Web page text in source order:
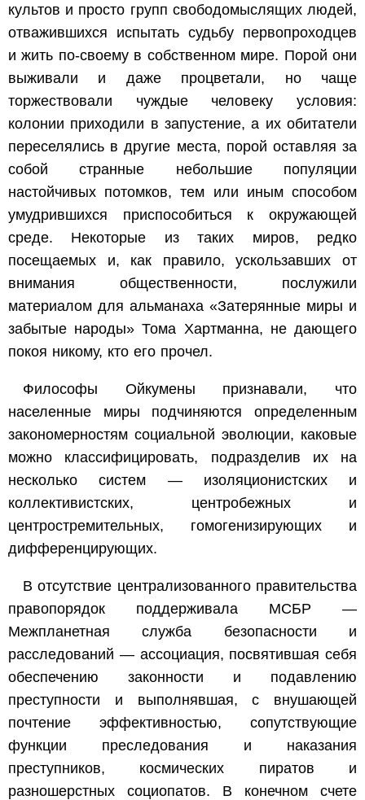
культов и просто групп свободомыслящих людей,
отважившихся испытать судьбу первопроходцев
и жить по-своему в собственном мире. Порой они
выживали и даже процветали, но чаще
торжествовали чуждые человеку условия:
колонии приходили в запустение, а их обитатели
переселялись в другие места, порой оставляя за
собой странные небольшие популяции
настойчивых потомков, тем или иным способом
умудрившихся приспособиться к окружающей
среде. Некоторые из таких миров, редко
посещаемых и, как правило, ускользавших от
внимания общественности, послужили
материалом для альманаха «Затерянные миры и
забытые народы» Тома Хартманна, не дающего
покоя никому, кто его прочел.
Философы Ойкумены признавали, что
населенные миры подчиняются определенным
закономерностям социальной эволюции, каковые
можно классифицировать, подразделив их на
несколько систем — изоляционистских и
коллективистских, центробежных и
центростремительных, гомогенизирующих и
дифференцирующих.
В отсутствие централизованного правительства
правопорядок поддерживала МСБР —
Межпланетная служба безопасности и
расследований — ассоциация, посвятившая себя
обеспечению законности и подавлению
преступности и выполнявшая, с внушающей
почтение эффективностью, сопутствующие
функции преследования и наказания
преступников, космических пиратов и
разношерстных социопатов. В конечном счете